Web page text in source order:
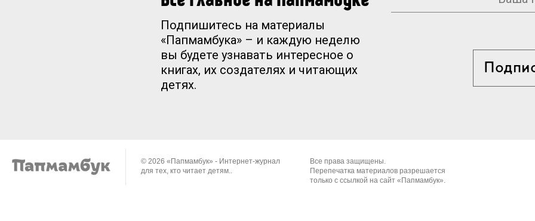
Подпишитесь на материалы
«Папмамбука» – и каждую неделю
вы будете узнавать интересное о
книгах, их создателях и читающих
детях.
© 2026 «Папмамбук» - Интернет-журнал
для тех, кто читает детям..
Все права защищены.
Перепечатка материалов разрешается
только с ссылкой на сайт «Папмамбук».